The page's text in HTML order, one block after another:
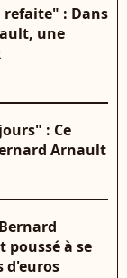
refaite" : Dans
une
: Ce
Arnault
à se
d'euros